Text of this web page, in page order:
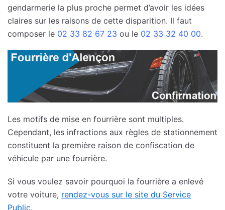
gendarmerie la plus proche permet d’avoir les idées
claires sur les raisons de cette disparition. Il faut
composer le 02 33 82 67 23 ou le 02 33 32 40 00.
Les motifs de mise en fourrière sont multiples.
Cependant, les infractions aux règles de stationnement
constituent la première raison de confiscation de
véhicule par une fourrière.
Si vous voulez savoir pourquoi la fourrière a enlevé
votre voiture, rendez-vous sur le site du Service
Public.